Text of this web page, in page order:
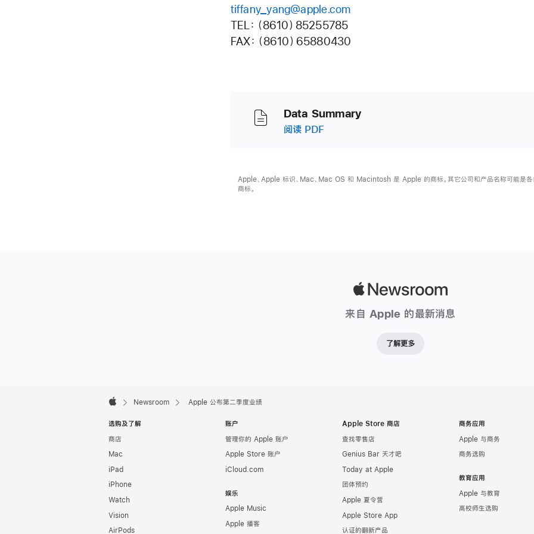
tiffany_yang@apple.com
TEL：（8610）85255785
FAX：（8610）65880430
Data Summary
阅读 PDF
Apple、Apple 标识、Mac、Mac OS 和 Macintosh 是 Apple 的商标。其它公司和产品名称可能是各
商标。
来自 Apple 的最新消息
了解更多
Footer

Newsroom Apple 公布第二季度业绩
选购及了解
商店
Mac
iPad
iPhone
Watch
Vision
AirPods
账户
管理你的 Apple 账户
Apple Store 账户
iCloud.com
娱乐
Apple Music
Apple 播客
Apple Store 商店
查找零售店
Genius Bar 天才吧
Today at Apple
团体预约
Apple 夏令营
Apple Store App
认证的翻新产品
商务应用
Apple 与商务
商务选购
教育应用
Apple 与教育
高校师生选购